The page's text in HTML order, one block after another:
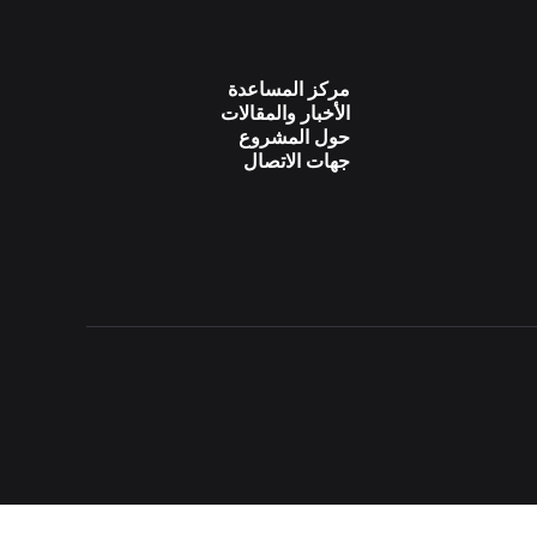
مركز المساعدة
الأخبار والمقالات
حول المشروع
جهات الاتصال